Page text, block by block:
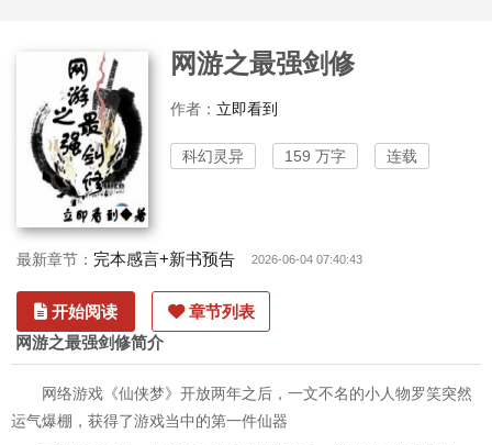
网游之最强剑修
作者： 立即看到
科幻灵异 159 万字 连载
最新章节： 完本感言+新书预告 2026-06-04 07:40:43
开始阅读 章节列表
网游之最强剑修简介
网络游戏《仙侠梦》开放两年之后，一文不名的小人物罗笑突然
运气爆棚，获得了游戏当中的第一件仙器